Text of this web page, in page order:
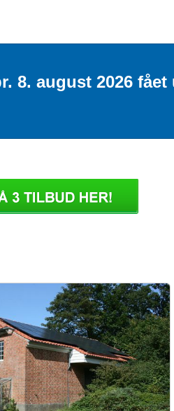
8. august 2026